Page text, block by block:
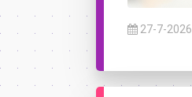
27-7-2026